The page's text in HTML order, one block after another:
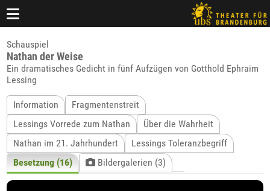
Schauspiel
Nathan der Weise
Ein dramatisches Gedicht in fünf Aufzügen von Gotthold Ephraim
Lessing
Information
Fragmentenstreit
Lessings Vorrede zum Nathan
Über die Wahrheit
Nathan im 21. Jahrhundert
Lessings Toleranzbegriff
Besetzung (16)
Bildergalerien (3)